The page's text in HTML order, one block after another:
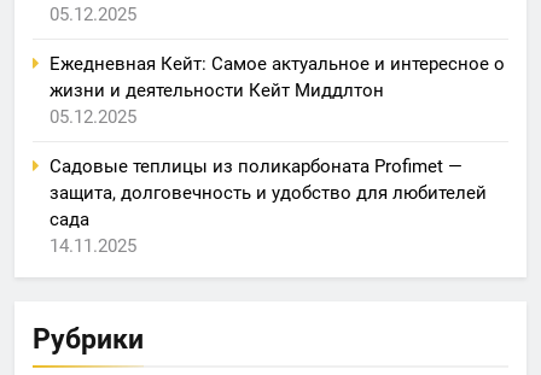
05.12.2025
Ежедневная Кейт: Самое актуальное и интересное о
жизни и деятельности Кейт Миддлтон
05.12.2025
Садовые теплицы из поликарбоната Profimet —
защита, долговечность и удобство для любителей
сада
14.11.2025
Рубрики